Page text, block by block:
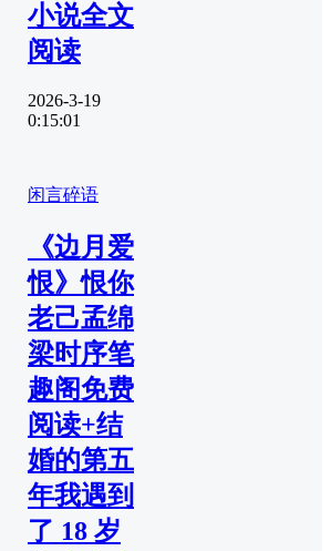
小说全文
阅读
2026-3-19
0:15:01
闲言碎语
《边月爱
恨》恨你
老己孟绵
梁时序笔
趣阁免费
阅读+结
婚的第五
年我遇到
了 18 岁